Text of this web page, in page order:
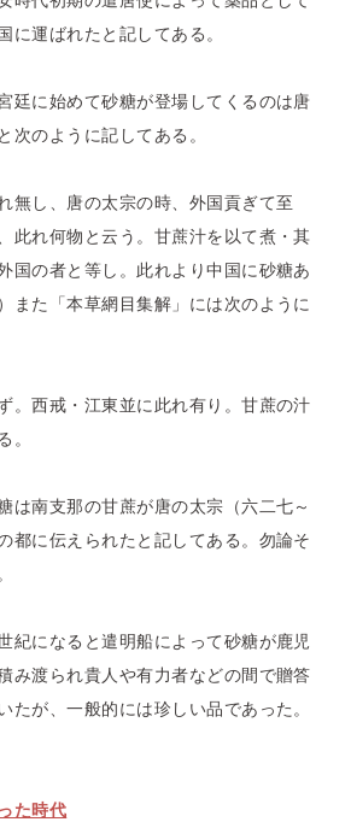
に運ばれたと記してある。
廷に始めて砂糖が登場してくるのは唐
次のように記してある。
し、唐の太宗の時、外国貢ぎて至
此れ何物と云う。甘蔗汁を以て煮・其
国の者と等し。此れより中国に砂糖あ
また「本草網目集解」には次のように
。西戒・江東並に此れ有り。甘蔗の汁
。
は南支那の甘蔗が唐の太宗（六二七～
都に伝えられたと記してある。勿論そ
紀になると遣明船によって砂糖が鹿児
み渡られ貴人や有力者などの間で贈答
たが、一般的には珍しい品であった。
た時代